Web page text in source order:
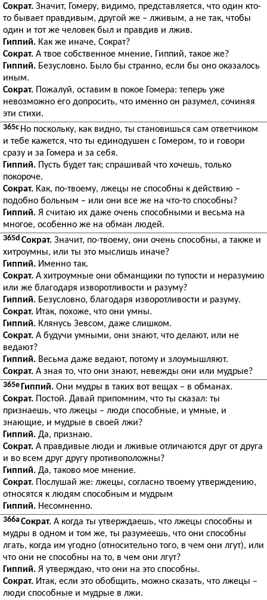
Сократ. Значит, Гомеру, видимо, представляется, что один кто-
то бывает правдивым, другой же – лживым, а не так, чтобы
один и тот же человек был и правдив и лжив.
Гиппий. Как же иначе, Сократ?
Сократ. А твое собственное мнение, Гиппий, такое же?
Гиппий. Безусловно. Было бы странно, если бы оно оказалось
иным.
Сократ. Пожалуй, оставим в покое Гомера: теперь уже
невозможно его допросить, что именно он разумел, сочиняя
эти стихи.
365c Но поскольку, как видно, ты становишься сам ответчиком
и тебе кажется, что ты единодушен с Гомером, то и говори
сразу и за Гомера и за себя.
Гиппий. Пусть будет так; спрашивай что хочешь, только
покороче.
Сократ. Как, по-твоему, лжецы не способны к действию –
подобно больным – или они все же на что-то способны?
Гиппий. Я считаю их даже очень способными и весьма на
многое, особенно же на обман людей.
365d Сократ. Значит, по-твоему, они очень способны, а также и
хитроумны, или ты это мыслишь иначе?
Гиппий. Именно так.
Сократ. А хитроумные они обманщики по тупости и неразумию
или же благодаря изворотливости и разуму?
Гиппий. Безусловно, благодаря изворотливости и разуму.
Сократ. Итак, похоже, что они умны.
Гиппий. Клянусь Зевсом, даже слишком.
Сократ. А будучи умными, они знают, что делают, или не
ведают?
Гиппий. Весьма даже ведают, потому и злоумышляют.
Сократ. А зная то, что они знают, невежды они или мудрые?
365e Гиппий. Они мудры в таких вот вещах – в обманах.
Сократ. Постой. Давай припомним, что ты сказал: ты
признаешь, что лжецы – люди способные, и умные, и
знающие, и мудрые в своей лжи?
Гиппий. Да, признаю.
Сократ. А правдивые люди и лживые отличаются друг от друга
и во всем друг другу противоположны?
Гиппий. Да, таково мое мнение.
Сократ. Послушай же: лжецы, согласно твоему утверждению,
относятся к людям способным и мудрым
Гиппий. Несомненно.
366aСократ. А когда ты утверждаешь, что лжецы способны и
мудры в одном и том же, ты разумеешь, что они способны
лгать, когда им угодно (относительно того, в чем они лгут), или
что они не способны на то, в чем они лгут?
Гиппий. Я утверждаю, что они на это способны.
Сократ. Итак, если это обобщить, можно сказать, что лжецы –
люди способные и мудрые в лжи.